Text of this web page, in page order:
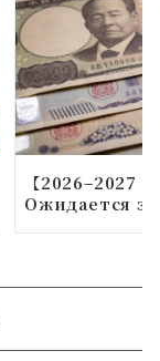
【2026–2027
Ожидается